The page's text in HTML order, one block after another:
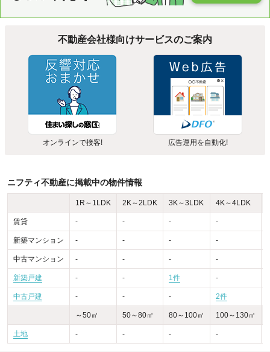
不動産会社様向けサービスのご案内
オンラインで接客! 広告運用を自動化!
ニフティ不動産に掲載中の物件情報
1R～1LDK 2K～2LDK 3K～3LDK 4K～4LDK
賃貸 - - - -
新築マンション - - - -
中古マンション - - - -
新築戸建 - - 1件 -
中古戸建 - - - 2件
～50㎡ 50～80㎡ 80～100㎡ 100～130㎡
土地 - - - -